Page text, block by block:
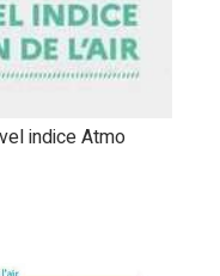
indice Atmo